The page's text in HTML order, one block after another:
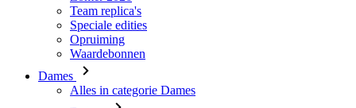
Dames
Alles in categorie Dames
Fietsen
Alles in categorie Fietsen
Shirts Lange Mouw
Body's en Windstoppers